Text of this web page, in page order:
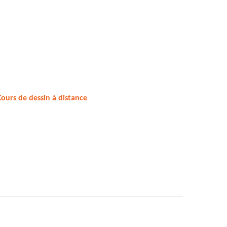
de dessin à distance